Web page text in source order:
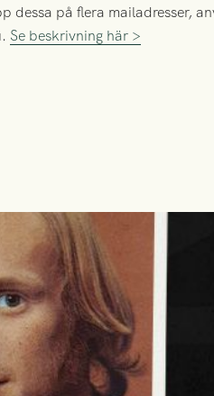
på flera mailadresser,
Se beskrivning här >